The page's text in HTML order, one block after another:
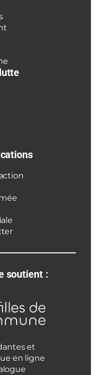
soutient :
et
en ligne